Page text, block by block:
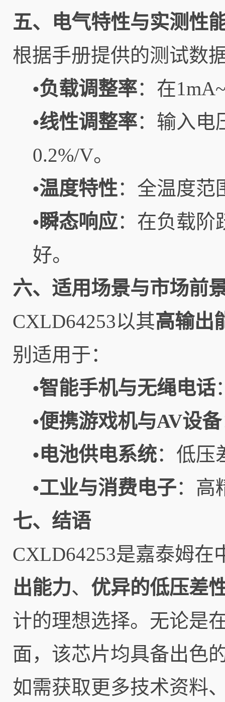
五、电气特性与实测性
根据手册提供的测试数
•负载调整率：在
•线性调整率：输入电
0.2%/V。
•温度特性：全温度
•瞬态响应：在负载阶
好。
六、适用场景与市场前
CXLD64253以其高输出
别适用于：
•智能手机与无绳电话
•便携游戏机与AV设备
•电池供电系统：低压
•工业与消费电子：高
七、结语
CXLD64253是嘉泰姆
出能力、 优异的低压差
计的理想选择。无论是
面，该芯片均具备出色
如需获取更多技术资料